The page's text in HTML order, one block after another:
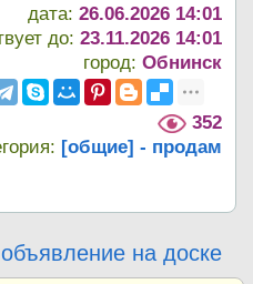
дата:26.06.2026 14:01
до:23.11.2026 14:01
город:Обнинск
352
[общие] - продам
на доске